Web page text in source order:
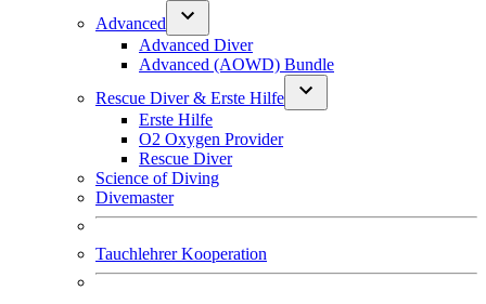
Advanced
Advanced Diver
Advanced (AOWD) Bundle
Rescue Diver & Erste Hilfe
Erste Hilfe
O2 Oxygen Provider
Rescue Diver
Science of Diving
Divemaster
Tauchlehrer Kooperation